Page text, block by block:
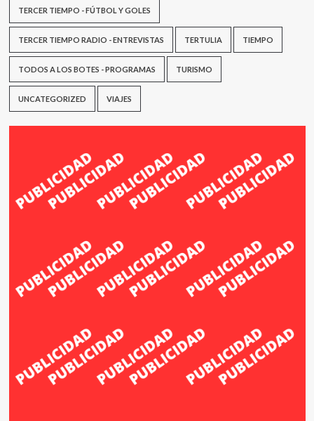
TERCER TIEMPO - FÚTBOL Y GOLES
TERCER TIEMPO RADIO - ENTREVISTAS TERTULIA TIEMPO
TODOS A LOS BOTES - PROGRAMAS TURISMO
UNCATEGORIZED VIAJES